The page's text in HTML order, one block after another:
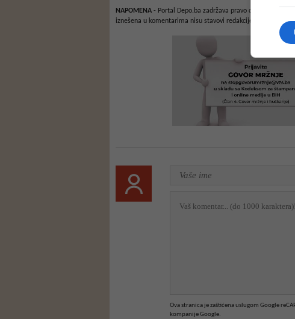
NAPOMENA - Portal Depo.ba zadržava pravo da obriše
iznešena u komentarima nisu stavovi redakcije web portala
Ova stranica je zaštićena uslugom Google
kompanije Google.